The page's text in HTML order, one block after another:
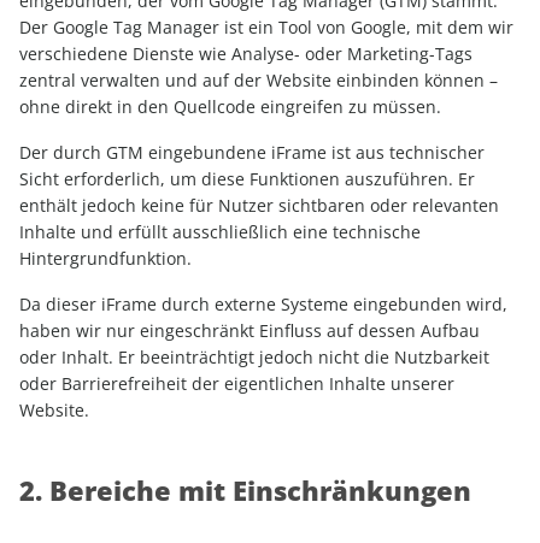
Der Google Tag Manager ist ein Tool von Google, mit dem wir
verschiedene Dienste wie Analyse- oder Marketing-Tags
zentral verwalten und auf der Website einbinden können –
ohne direkt in den Quellcode eingreifen zu müssen.
Der durch GTM eingebundene iFrame ist aus technischer
Sicht erforderlich, um diese Funktionen auszuführen. Er
enthält jedoch keine für Nutzer sichtbaren oder relevanten
Inhalte und erfüllt ausschließlich eine technische
Hintergrundfunktion.
Da dieser iFrame durch externe Systeme eingebunden wird,
haben wir nur eingeschränkt Einfluss auf dessen Aufbau
oder Inhalt. Er beeinträchtigt jedoch nicht die Nutzbarkeit
oder Barrierefreiheit der eigentlichen Inhalte unserer
Website.
2. Bereiche mit Einschränkungen